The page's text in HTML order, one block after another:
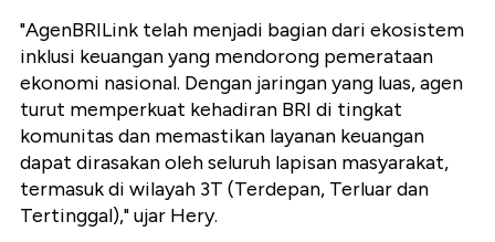
"AgenBRILink telah menjadi bagian dari ekosistem
inklusi keuangan yang mendorong pemerataan
ekonomi nasional. Dengan jaringan yang luas, agen
turut memperkuat kehadiran BRI di tingkat
komunitas dan memastikan layanan keuangan
dapat dirasakan oleh seluruh lapisan masyarakat,
termasuk di wilayah 3T (Terdepan, Terluar dan
Tertinggal)," ujar Hery.